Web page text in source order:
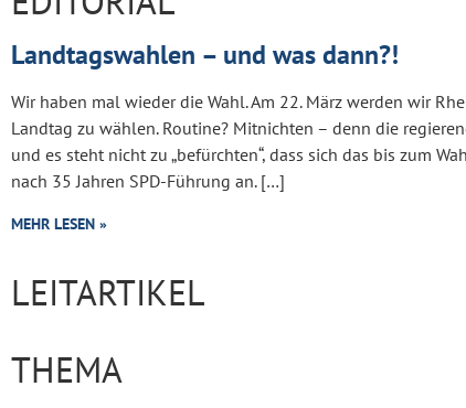
Landtagswahlen – und was dann?!
Wir haben mal wieder die Wahl. Am 22. März werden wir
Landtag zu wählen. Routine? Mitnichten – denn die
und es steht nicht zu „befürchten“, dass sich das bis zum
nach 35 Jahren SPD-Führung an. […]
MEHR LESEN »
LEITARTIKEL
THEMA